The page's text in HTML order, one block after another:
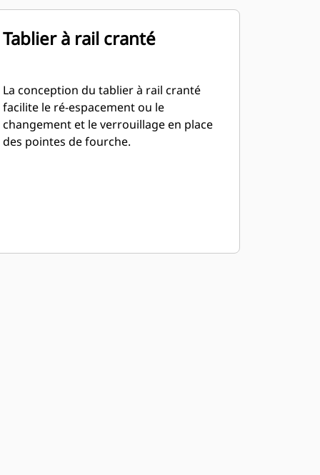
Tablier à rail cranté
La conception du tablier à rail cranté
facilite le ré-espacement ou le
changement et le verrouillage en place
des pointes de fourche.